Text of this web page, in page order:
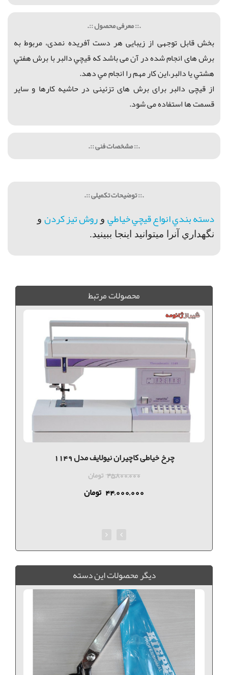
.:: معرفی محصول ::.
بخش قابل توجهی از زیبایی هر دست آفریده نمدی، مربوط به
برش های انجام شده در آن می باشد كهقيچي دالبر با برش هفتي
هشتي يا دالبر،اين كار مهم را انجام مي دهد.
از قیچی دالبر برای برش های تزئینی در حاشیه کارها و سایر
قسمت ها استفاده می شود.
.:: مشخصات فنی ::.
.:: توضیحات تکمیلی ::.
دسته بندي انواع قيچي خياطي و روش تيز كردن و
نگهداري آنرا ميتوانيد اينجا ببينيد.
محصولات مرتبط
چرخ خیاطی کاچیران نیولایف مدل 1149
45,800,000 تومان
44,000,000 تومان
ديگر محصولات اين دسته